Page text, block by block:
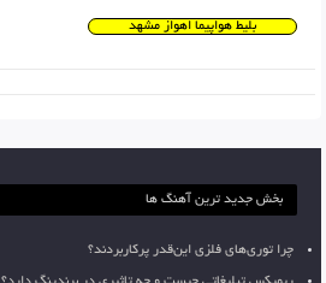
بلیط هواپیما اهواز مشهد
بخش جدید ترین آهنگ ها
چرا توری‌های فلزی این‌قدر پرکاربردند؟